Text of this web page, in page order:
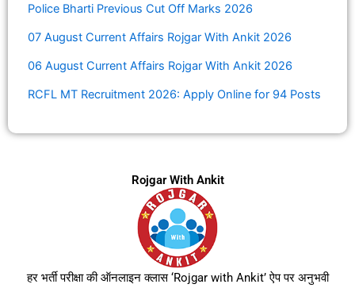
Police Bharti Previous Cut Off Marks 2026
07 August Current Affairs Rojgar With Ankit 2026
06 August Current Affairs Rojgar With Ankit 2026
RCFL MT Recruitment 2026: Apply Online for 94 Posts
Rojgar With Ankit
हर भर्ती परीक्षा की ऑनलाइन क्लास ‘Rojgar with Ankit’ ऐप पर अनुभवी